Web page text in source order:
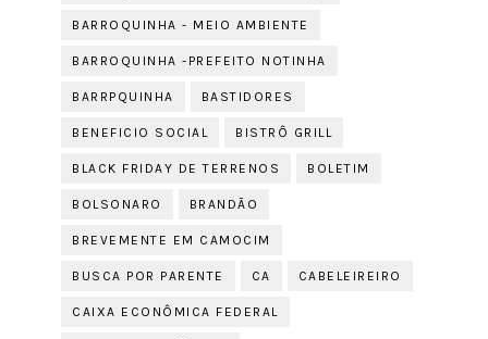
BARROQUINHA - MEIO AMBIENTE
BARROQUINHA -PREFEITO NOTINHA
BARRPQUINHA BASTIDORES
BENEFICIO SOCIAL BISTRÔ GRILL
BLACK FRIDAY DE TERRENOS BOLETIM
BOLSONARO BRANDÃO
BREVEMENTE EM CAMOCIM
BUSCA POR PARENTE CA CABELEIREIRO
CAIXA ECONÔMICA FEDERAL